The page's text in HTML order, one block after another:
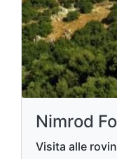
Nimrod
Visita alle